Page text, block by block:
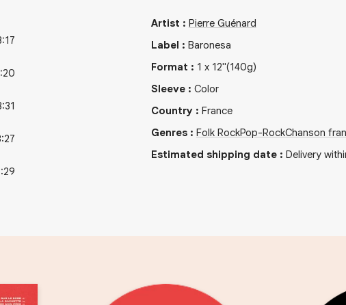
Artist : Pierre Guénard
Label : Baronesa
Format : 1 x 12"(140g)
Sleeve: Color
Country: France
Genres: Folk RockPop-RockChanson
Estimated shipping date: Delivery